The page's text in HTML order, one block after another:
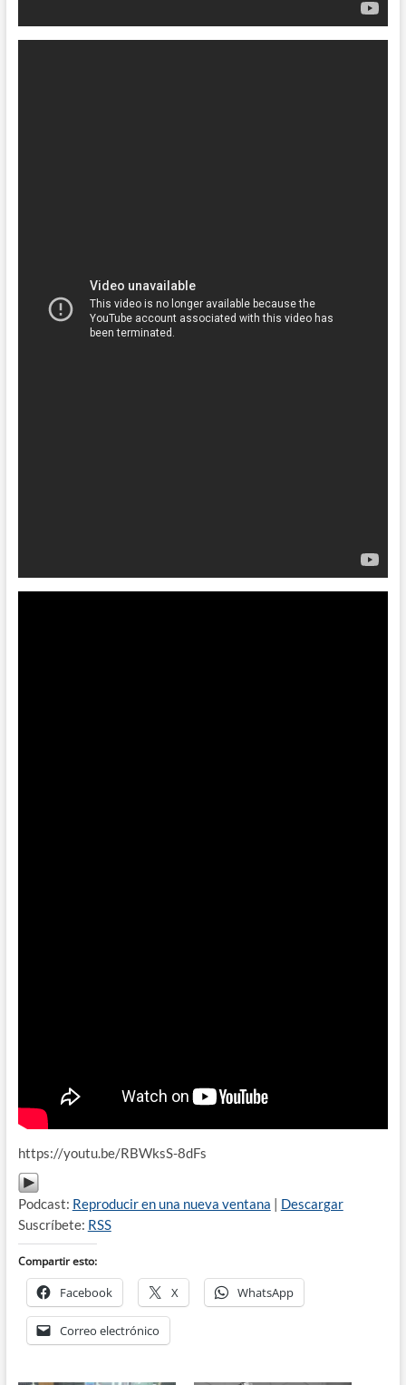
https://youtu.be/RBWksS-8dFs
Podcast: Reproducir en una nueva ventana | Descargar
Suscríbete: RSS
Compartir esto:
Facebook X WhatsApp
Correo electrónico